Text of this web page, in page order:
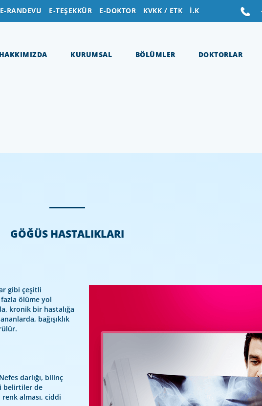
E-RANDEVU E-TEŞEKKÜR E-DOKTOR KVKK / ETK İ.K
HAKKIMIZDA KURUMSAL BÖLÜMLER DOKTORLAR
GÖĞÜS HASTALIKLARI
gibi çeşitli
ölüme yol
kronik bir hastalığa
bağışıklık
darlığı, bilinç
belirtiler de
alması, ciddi